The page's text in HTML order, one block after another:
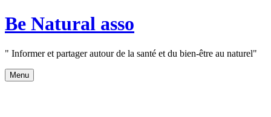
Aller
au
Be Natural asso
" Informer et partager autour de la santé et du bien-être au naturel"
Menu